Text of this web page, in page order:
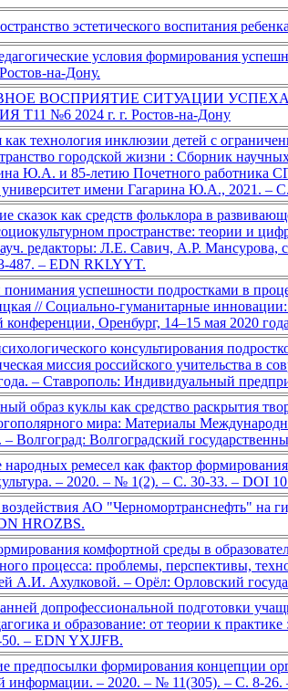
эстетического воспитания
условия формирования
на-Дону.
ВОСПРИЯТИЕ СИТУАЦИИ
№6 2024 г. г. Ростов-на-Дону
как технология инклюзии детей с
городской жизни : Сборник
Ю.А. и 85-летию Почетного работника
университет имени Гагарина Ю.А., 2021. –
сказок как средств фольклора в
пространстве: теории и
редакторы: Л.Е. Савич, А.Р. Мансурова,
487. – EDN RKLYYT.
успешности подростками в
// Социально-гуманитарные
конференции, Оренбург, 14–15 мая 2020
консультирования
миссия российского учительства в
– Ставрополь: Индивидуальный
образ куклы как средство раскрытия
мира: Материалы
Волгоград: Волгоградский
ремесел как фактор
– 2020. – № 1(2). – С. 30-33. – DOI
АО "Черномортранснефть" на
HROZBS.
комфортной среды в
процесса: проблемы, перспективы,
А.И. Ахулковой. – Орёл: Орловский
допрофессиональной подготовки
и образование: от теории к
– EDN YXJJFB.
предпосылки формирования концепции
информации. – 2020. – № 11(305). – С. 8-